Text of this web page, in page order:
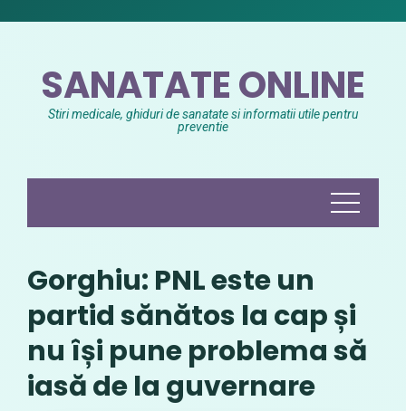
SANATATE ONLINE
Stiri medicale, ghiduri de sanatate si informatii utile pentru
preventie
Gorghiu: PNL este un
partid sănătos la cap și
nu își pune problema să
iasă de la guvernare